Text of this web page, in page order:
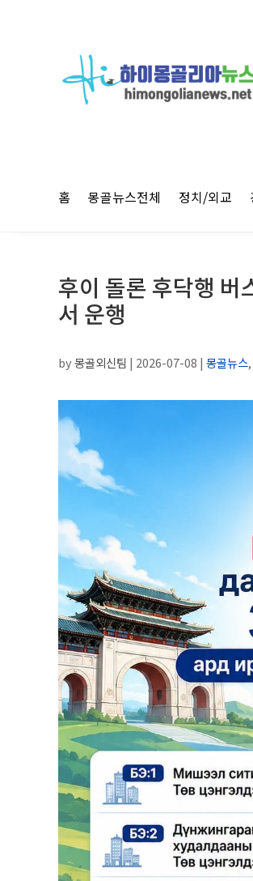
홈 몽골뉴스전체 정치/외교
후이 돌론 후닥행 버
서 운행
by몽골외신팀 | 2026-07-08 | 몽골뉴스,